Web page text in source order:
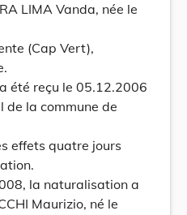
LIMA Vanda, née le
(Cap Vert),
été reçu le 05.12.2006
de la commune de
effets quatre jours
la naturalisation a
Maurizio, né le